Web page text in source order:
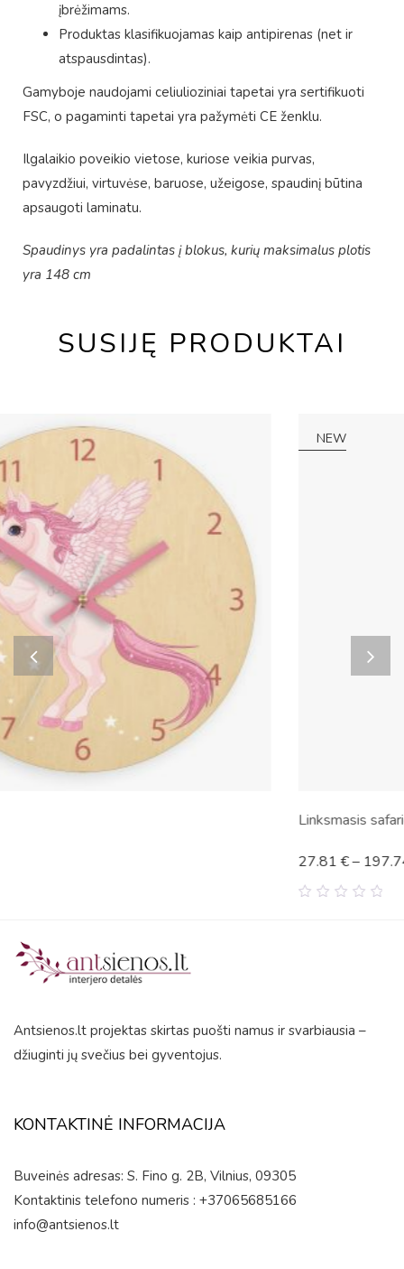
įbrėžimams.
Produktas klasifikuojamas kaip antipirenas (net ir
atspausdintas).
Gamyboje naudojami celiulioziniai tapetai yra sertifikuoti
FSC, o pagaminti tapetai yra pažymėti CE ženklu.
Ilgalaikio poveikio vietose, kuriose veikia purvas,
pavyzdžiui, virtuvėse, baruose, užeigose, spaudinį būtina
apsaugoti laminatu.
Spaudinys yra padalintas į blokus, kurių maksimalus plotis
yra 148 cm
SUSIJĘ PRODUKTAI
NEW
5
Antsienos.lt projektas skirtas puošti namus ir svarbiausia –
džiuginti jų svečius bei gyventojus.
KONTAKTINĖ INFORMACIJA
Buveinės adresas: S. Fino g. 2B, Vilnius, 09305
Kontaktinis telefono numeris : +37065685166
info@antsienos.lt